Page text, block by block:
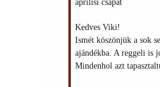
áprilisi csapat
Kedves Viki!
Ismét köszönjük a sok
ajándékba. A reggeli is
Mindenhol azt